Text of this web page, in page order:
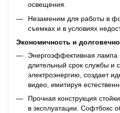
освещения.
Незаменим для работы в
съемках и в условиях
Экономичность и
Энергоэффективная лампа
длительный срок службы и
электроэнергию, создает
видео, имитируя
Прочная конструкция
в эксплуатации. Софтбокс